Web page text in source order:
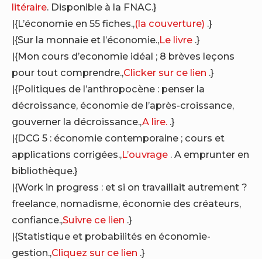
litéraire. Disponible à la FNAC.}
|{L’économie en 55 fiches.,(la couverture) .}
|{Sur la monnaie et l’économie.,Le livre .}
|{Mon cours d’economie idéal ; 8 brèves leçons
pour tout comprendre.,Clicker sur ce lien .}
|{Politiques de l’anthropocène : penser la
décroissance, économie de l’après-croissance,
gouverner la décroissance.,A lire. .}
|{DCG 5 : économie contemporaine ; cours et
applications corrigées.,L’ouvrage . A emprunter en
bibliothèque.}
|{Work in progress : et si on travaillait autrement ?
freelance, nomadisme, économie des créateurs,
confiance.,Suivre ce lien .}
|{Statistique et probabilités en économie-
gestion.,Cliquez sur ce lien .}